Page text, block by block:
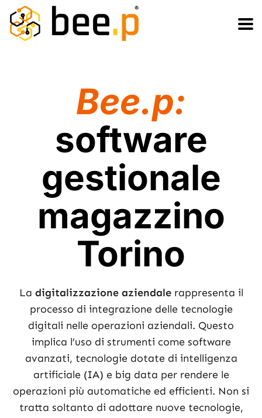
Salta
Passa
alla
Bee.p:
software
gestionale
magazzino
Torino
La digitalizzazione aziendalerappresenta il
processo di integrazione delle tecnologie
digitali nelle operazioni aziendali. Questo
implica l’uso di strumenti come software
avanzati, tecnologie dotate di intelligenza
artificiale (IA) e big data per rendere le
operazioni più automatiche ed efficienti. Non si
tratta soltanto di adottare nuove tecnologie,